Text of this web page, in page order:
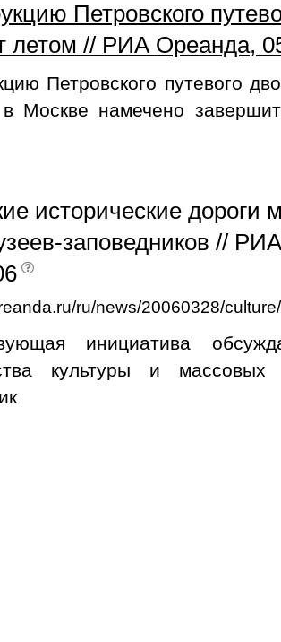
Петровского
летом // РИА Ореанда,
Петровского путевого
в Москве намечено
исторические дороги
заповедников //
ru/news/20060328/
инициатива
культуры и